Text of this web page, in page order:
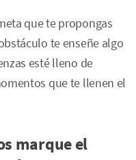
que te propongas
te enseñe algo
esté lleno de
que te llenen el
marque el